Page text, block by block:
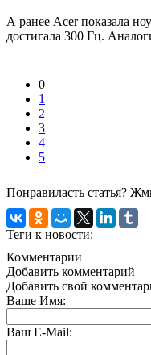
А ранее Acer показала
достигала 300 Гц.
0
1
2
3
4
5
Понравиласть статья?
Теги к новости:
Комментарии
Добавить комментарий
Добавить свой
Ваше Имя:
Ваш E-Mail: